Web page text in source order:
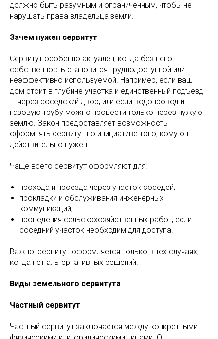
должно быть разумным и ограниченным, чтобы не
нарушать права владельца земли.
Зачем нужен сервитут
Сервитут особенно актуален, когда без него
собственность становится труднодоступной или
неэффективно используемой. Например, если ваш
дом стоит в глубине участка и единственный подъезд
— через соседский двор, или если водопровод и
газовую трубу можно провести только через чужую
землю. Закон предоставляет возможность
оформлять сервитут по инициативе того, кому он
действительно нужен.
Чаще всего сервитут оформляют для:
прохода и проезда через участок соседей;
прокладки и обслуживания инженерных
коммуникаций;
проведения сельскохозяйственных работ, если
соседний участок необходим для доступа.
Важно: сервитут оформляется только в тех случаях,
когда нет альтернативных решений.
Виды земельного сервитута
Частный сервитут
Частный сервитут заключается между конкретными